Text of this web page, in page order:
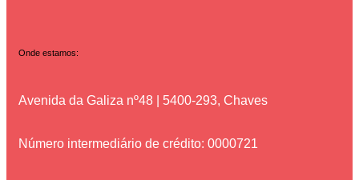
Onde estamos:
Avenida da Galiza nº48 | 5400-293, Chaves
Número intermediário de crédito: 0000721